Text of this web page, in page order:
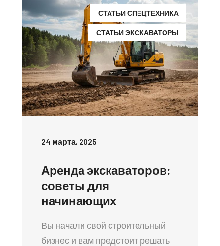
СТАТЬИ СПЕЦТЕХНИКА
СТАТЬИ ЭКСКАВАТОРЫ
24 марта, 2025
Аренда экскаваторов:
советы для
начинающих
Вы начали свой строительный
бизнес и вам предстоит решать